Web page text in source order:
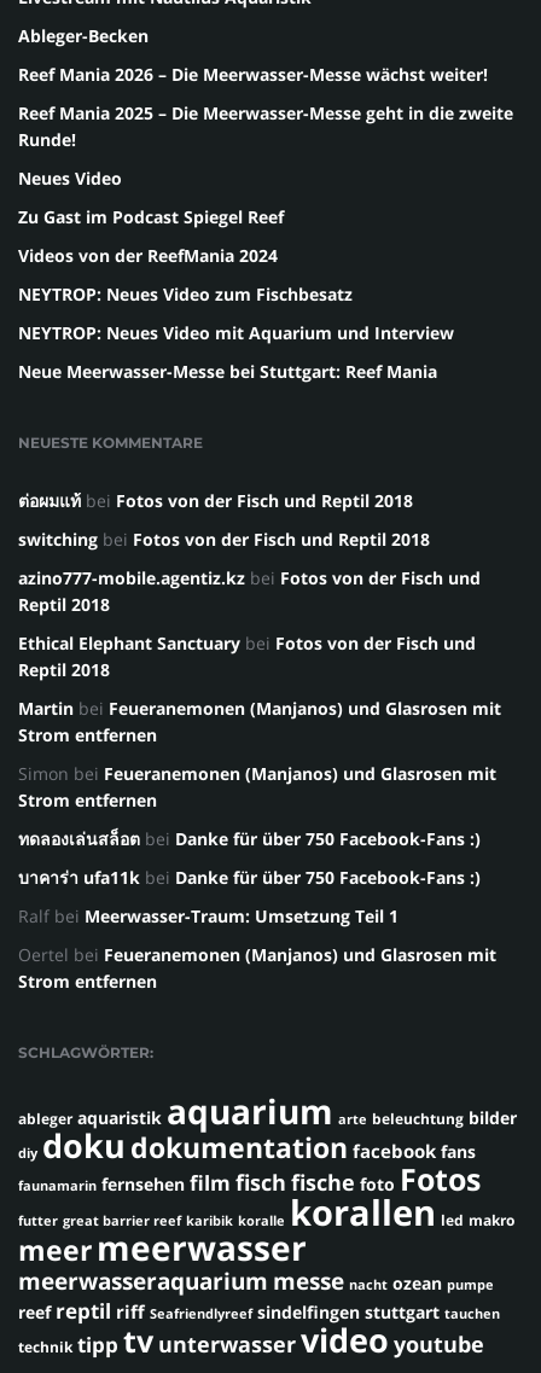
Ableger-Becken
Reef Mania 2026 – Die Meerwasser-Messe wächst weiter!
Reef Mania 2025 – Die Meerwasser-Messe geht in die zweite
Runde!
Neues Video
Zu Gast im Podcast Spiegel Reef
Videos von der ReefMania 2024
NEYTROP: Neues Video zum Fischbesatz
NEYTROP: Neues Video mit Aquarium und Interview
Neue Meerwasser-Messe bei Stuttgart: Reef Mania
NEUESTE KOMMENTARE
ต่อผมแท้ bei Fotos von der Fisch und Reptil 2018
switching bei Fotos von der Fisch und Reptil 2018
azino777-mobile.agentiz.kz bei Fotos von der Fisch und
Reptil 2018
Ethical Elephant Sanctuary bei Fotos von der Fisch und
Reptil 2018
Martin bei Feueranemonen (Manjanos) und Glasrosen mit
Strom entfernen
Simon bei Feueranemonen (Manjanos) und Glasrosen mit
Strom entfernen
ทดลองเล่นสล็อต bei Danke für über 750 Facebook-Fans :)
บาคาร่า ufa11k bei Danke für über 750 Facebook-Fans :)
Ralf bei Meerwasser-Traum: Umsetzung Teil 1
Oertel bei Feueranemonen (Manjanos) und Glasrosen mit
Strom entfernen
SCHLAGWÖRTER:
ableger aquaristik aquarium arte beleuchtung bilder
diy doku dokumentation facebook fans
faunamarin fernsehen film fisch fische foto Fotos
futter great barrier reef karibik koralle korallen led makro
meermeerwasser
meerwasseraquarium messe nacht ozean pumpe
reef reptil riff Seafriendlyreef sindelfingen stuttgart tauchen
technik tipp tv unterwasservideo youtube